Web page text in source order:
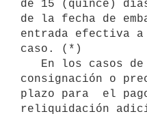
de 15 (quince)
de la fecha de
entrada efectiva
caso. (*)
consignación o
plazo para  el
reliquidación